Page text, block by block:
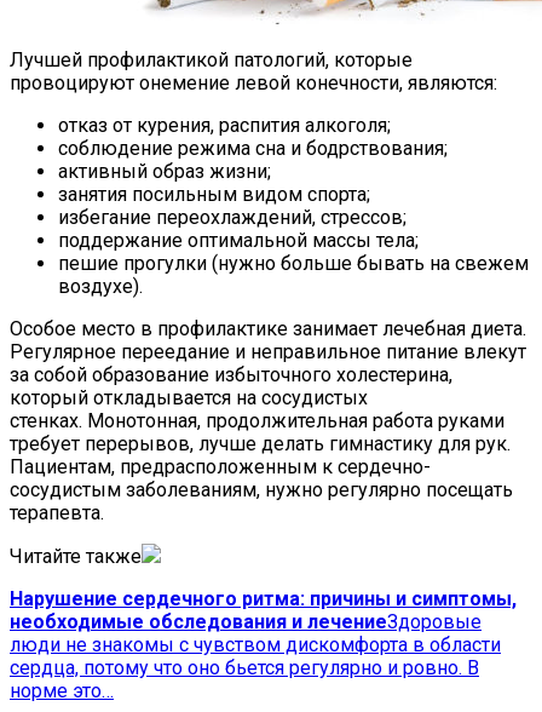
Лучшей профилактикой патологий, которые
провоцируют онемение левой конечности, являются:
отказ от курения, распития алкоголя;
соблюдение режима сна и бодрствования;
активный образ жизни;
занятия посильным видом спорта;
избегание переохлаждений, стрессов;
поддержание оптимальной массы тела;
пешие прогулки (нужно больше бывать на свежем
воздухе).
Особое место в профилактике занимает лечебная диета.
Регулярное переедание и неправильное питание влекут
за собой образование избыточного холестерина,
который откладывается на сосудистых
стенках. Монотонная, продолжительная работа руками
требует перерывов, лучше делать гимнастику для рук.
Пациентам, предрасположенным к сердечно-
сосудистым заболеваниям, нужно регулярно посещать
терапевта.
Читайте также
Нарушение сердечного ритма: причины и симптомы,
необходимые обследования и лечениеЗдоровые
люди не знакомы с чувством дискомфорта в области
сердца, потому что оно бьется регулярно и ровно. В
норме это…